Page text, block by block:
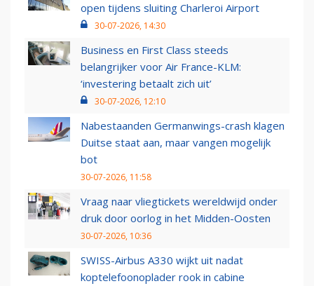
open tijdens sluiting Charleroi Airport
30-07-2026, 14:30
Business en First Class steeds
belangrijker voor Air France-KLM:
‘investering betaalt zich uit’
30-07-2026, 12:10
Nabestaanden Germanwings-crash klagen
Duitse staat aan, maar vangen mogelijk
bot
30-07-2026, 11:58
Vraag naar vliegtickets wereldwijd onder
druk door oorlog in het Midden-Oosten
30-07-2026, 10:36
SWISS-Airbus A330 wijkt uit nadat
koptelefoonoplader rook in cabine